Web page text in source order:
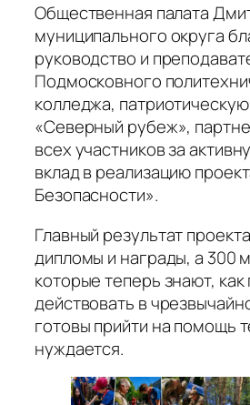
Общественная палата
муниципального округа
руководство и
Подмосковного
колледжа,
«Северный рубеж»,
всех участников за
вклад в реализацию
Безопасности».
Главный результат
дипломы и награды, а 300
которые теперь знают,
действовать в
готовы прийти на помощь
нуждается.